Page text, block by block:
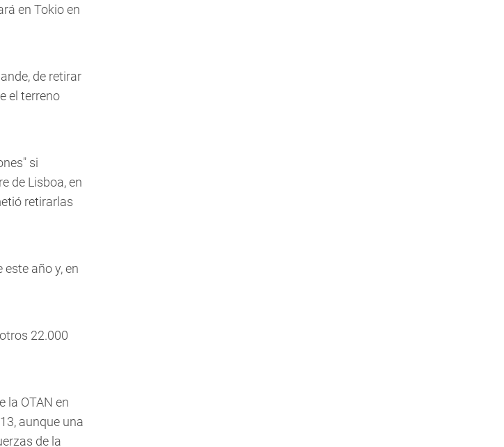
en Tokio en
de retirar
el terreno
si
de Lisboa, en
retirarlas
año y, en
22.000
la OTAN en
aunque una
de la